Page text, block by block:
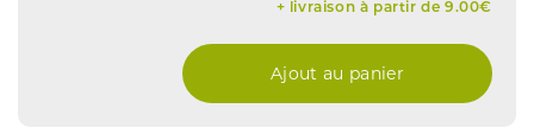
+ livraison à partir de 9.00€
Ajout au panier